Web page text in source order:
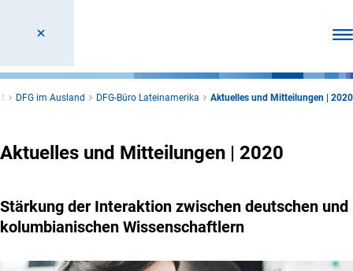
DFG im Ausland DFG-Büro Lateinamerika Aktuelles und Mitteilungen | 2020
Aktuelles und Mitteilungen | 2020
Stärkung der Interaktion zwischen deutschen und
kolumbianischen Wissenschaftlern